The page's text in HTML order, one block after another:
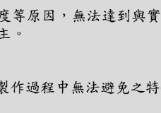
人資料，請勿選用本服務。